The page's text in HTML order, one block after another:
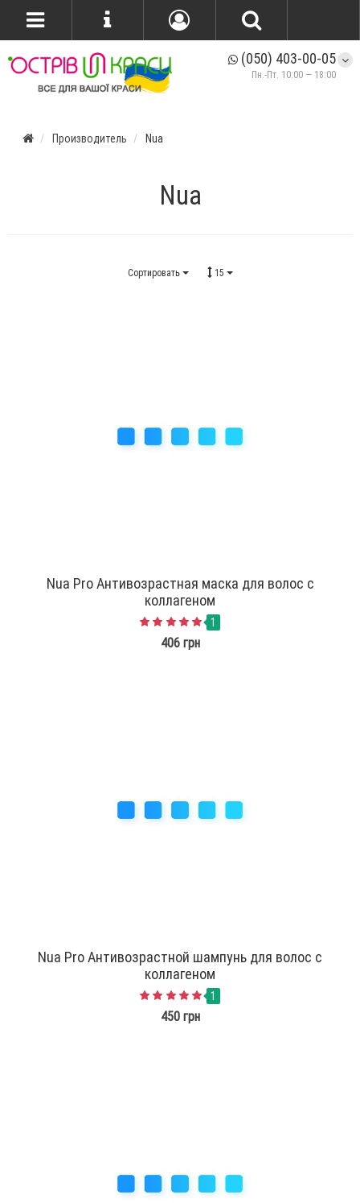
(050) 403-00-05
Пн.-Пт. 10:00 — 18:00
Производитель Nua
Nua
Сортировать 15
Nua Pro Антивозрастная маска для волос с
коллагеном
1
406 грн
Nua Pro Антивозрастной шампунь для волос с
коллагеном
1
450 грн